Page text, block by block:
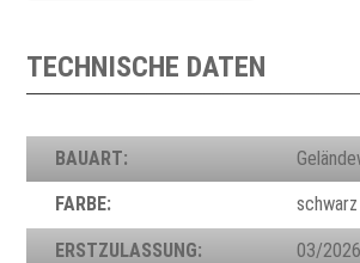
TECHNISCHE DATEN
BAUART:
FARBE:
ERSTZULASSUNG: 03/2026